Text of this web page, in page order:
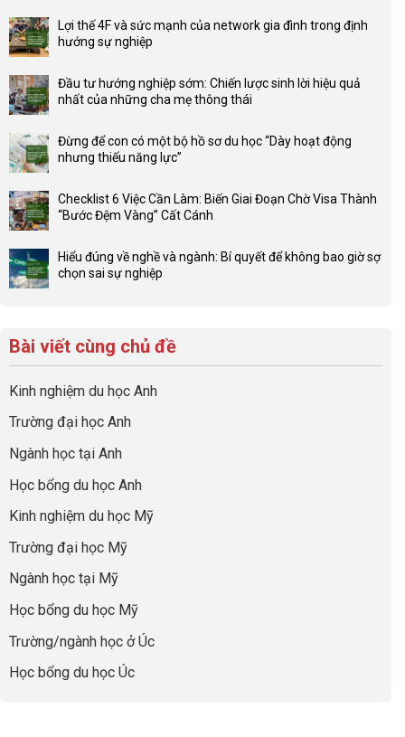
Lợi thế 4F và sức mạnh của network gia đình trong định
hướng sự nghiệp
bình
luận
Lợi
thế
sức
mạnh
network
gia
đình
sự
nghiệp
Đầu tư hướng nghiệp sớm: Chiến lược sinh lời hiệu quả
nhất của những cha mẹ thông thái
bình
luận
Đầu
tư
sớm:
Chiến
hiệu
quả
của
cha
thông
Đừng để con có một bộ hồ sơ du học “Dày hoạt động
nhưng thiếu năng lực”
bình
luận
Đừng
để
hồ
sơ
du
học
“Dày
hoạt
động
nhưng
thiếu
năng
lực”
Checklist 6 Việc Cần Làm: Biến Giai Đoạn Chờ Visa Thành
“Bước Đệm Vàng” Cất Cánh
bình
luận
Việc
Biến
Đoạn
Visa
“Bước
Vàng”
Cất
Cánh
Hiểu đúng về nghề và ngành: Bí quyết để không bao giờ sợ
chọn sai sự nghiệp
luận
ở
Hiểu
đúng
nghề
và
ngành:
quyết
không
giờ
chọn
sự
Bài viết cùng chủ đề
Kinh nghiệm du học Anh
Trường đại học Anh
Ngành học tại Anh
Học bổng du học Anh
Kinh nghiệm du học Mỹ
Trường đại học Mỹ
Ngành học tại Mỹ
Học bổng du học Mỹ
Trường/ngành học ở Úc
Học bổng du học Úc